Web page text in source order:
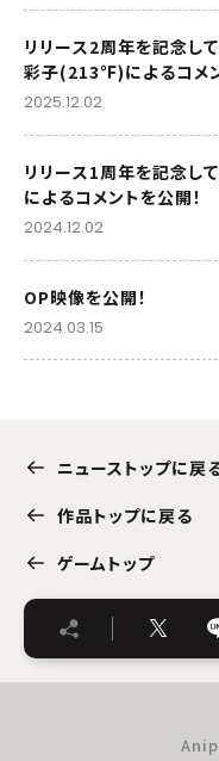
リリース2周年を記念し
彩子(213℉)によるコメン
2025.12.02
リリース1周年を記念し
によるコメントを公開！
2024.12.02
OP映像を公開！
2024.03.15
ニューストップに戻
作品トップに戻る
ゲームトップ